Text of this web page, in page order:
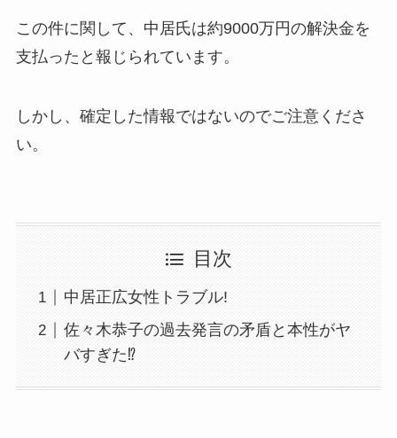
この件に関して、中居氏は約9000万円の解決金を
支払ったと報じられています。
しかし、確定した情報ではないのでご注意くださ
い。
目次
中居正広女性トラブル!
佐々木恭子の過去発言の矛盾と本性がヤ
バすぎた⁉